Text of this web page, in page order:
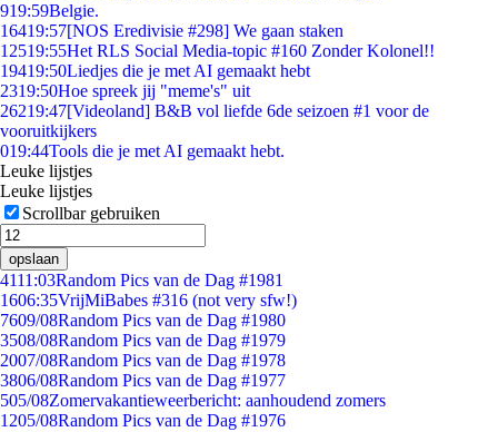
919:59Belgie.
16419:57[NOS Eredivisie #298] We gaan staken
12519:55Het RLS Social Media-topic #160 Zonder Kolonel!!
19419:50Liedjes die je met AI gemaakt hebt
2319:50Hoe spreek jij "meme's" uit
26219:47[Videoland] B&B vol liefde 6de seizoen #1 voor de
vooruitkijkers
019:44Tools die je met AI gemaakt hebt.
Leuke lijstjes
Leuke lijstjes
Scrollbar gebruiken
opslaan
4111:03Random Pics van de Dag #1981
1606:35VrijMiBabes #316 (not very sfw!)
7609/08Random Pics van de Dag #1980
3508/08Random Pics van de Dag #1979
2007/08Random Pics van de Dag #1978
3806/08Random Pics van de Dag #1977
505/08Zomervakantieweerbericht: aanhoudend zomers
1205/08Random Pics van de Dag #1976